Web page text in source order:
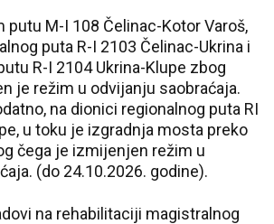
putu M-I 108 Čelinac-Kotor Varoš,
puta R-I 2103 Čelinac-Ukrina i
R-I 2104 Ukrina-Klupe zbog
je režim u odvijanju saobraćaja.
na dionici regionalnog puta RI
u toku je izgradnja mosta preko
čega je izmijenjen režim u
(do 24.10.2026. godine).
na rehabilitaciji magistralnog